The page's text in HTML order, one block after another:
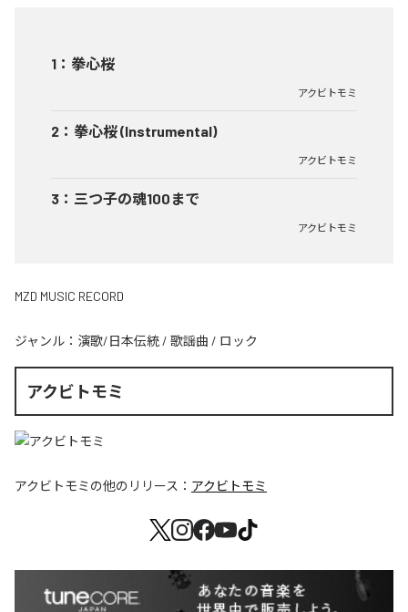
1 ： 拳心桜
アクビトモミ
2 ： 拳心桜 (Instrumental)
アクビトモミ
3 ： 三つ子の魂100まで
アクビトモミ
MZD MUSIC RECORD
ジャンル： 演歌/日本伝統 / 歌謡曲 / ロック
アクビトモミ
アクビトモミの他のリリース： アクビトモミ